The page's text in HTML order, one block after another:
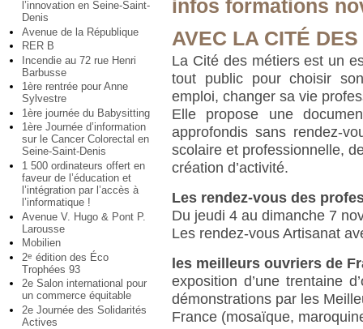
l’innovation en Seine-Saint-
Denis
Avenue de la République
RER B
Incendie au 72 rue Henri
Barbusse
1ère rentrée pour Anne
Sylvestre
1ère journée du Babysitting
1ère Journée d’information
sur le Cancer Colorectal en
Seine-Saint-Denis
1 500 ordinateurs offert en
faveur de l’éducation et
l’intégration par l’accès à
l’informatique !
Avenue V. Hugo & Pont P.
Larousse
Mobilien
2e édition des Éco
Trophées 93
2e Salon international pour
un commerce équitable
2e Journée des Solidarités
Actives
infos formations
AVEC LA CITÉ
La Cité des métiers est un
tout public pour choisir
emploi, changer sa vie
Elle propose une
approfondis sans rendez-
scolaire et professionnelle,
création d’activité.
Les rendez-vous des
Du jeudi 4 au dimanche 7
Les rendez-vous Artisanat
les meilleurs ouvriers de
exposition d’une trentaine
démonstrations par les
France (mosaïque,